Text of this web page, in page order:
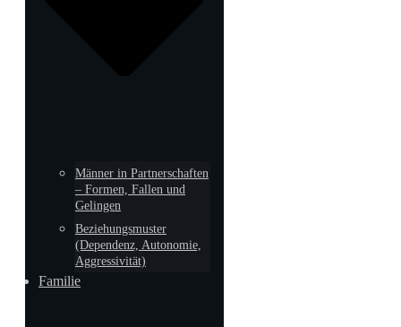
Männer in Partnerschaften
– Formen, Fallen und
Gelingen
Beziehungsmuster
(Dependenz, Autonomie,
Aggressivität)
Familie